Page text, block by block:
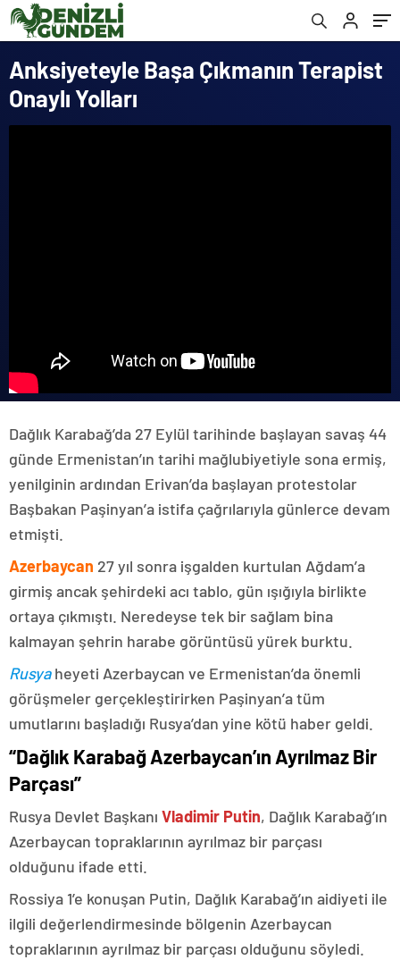
Anksiyeteyle Başa Çıkmanın Terapist
Onaylı Yolları
Dağlık Karabağ’da 27 Eylül tarihinde başlayan savaş 44
günde Ermenistan’ın tarihi mağlubiyetiyle sona ermiş,
yenilginin ardından Erivan’da başlayan protestolar
Başbakan Paşinyan’a istifa çağrılarıyla günlerce devam
etmişti.
Azerbaycan 27 yıl sonra işgalden kurtulan Ağdam’a
girmiş ancak şehirdeki acı tablo, gün ışığıyla birlikte
ortaya çıkmıştı. Neredeyse tek bir sağlam bina
kalmayan şehrin harabe görüntüsü yürek burktu.
Rusyaheyeti Azerbaycan ve Ermenistan’da önemli
görüşmeler gerçekleştirirken Paşinyan’a tüm
umutlarını başladığı Rusya’dan yine kötü haber geldi.
“Dağlık Karabağ Azerbaycan’ın Ayrılmaz Bir
Parçası”
Rusya Devlet Başkanı Vladimir Putin, Dağlık Karabağ’ın
Azerbaycan topraklarının ayrılmaz bir parçası
olduğunu ifade etti.
Rossiya 1’e konuşan Putin, Dağlık Karabağ’ın aidiyeti ile
ilgili değerlendirmesinde bölgenin Azerbaycan
topraklarının ayrılmaz bir parçası olduğunu söyledi.